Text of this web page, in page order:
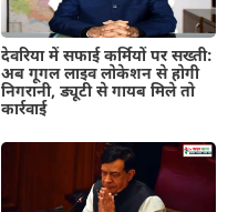
देवरिया में सफाई कर्मियों पर सख्ती:
अब गूगल लाइव लोकेशन से होगी
निगरानी, ड्यूटी से गायब मिले तो
कार्रवाई